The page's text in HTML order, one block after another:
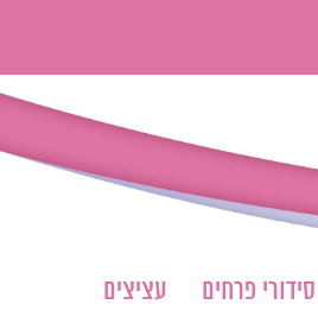
סידורי פרחים
עציצים